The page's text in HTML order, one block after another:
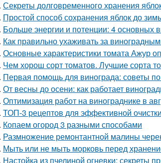
Секреты долговременного хранения
Простой способ сохранения яблок до
Больше энергии и потенции: 4 основных
Как правильно ухаживать за
Основные характеристики томата Ажур
Чем хорош сорт томатов. Лучшие сорта
Первая помощь для винограда: советы
От весны до осени: как работает
Оптимизация работ на винограднике в
ТОП-3 рецептов для эффективной
Копаем огород 3 разными способами
Размножение ремонтантной малины
Мыть или не мыть морковь перед
Настойка из пчелиной огневки: секреты